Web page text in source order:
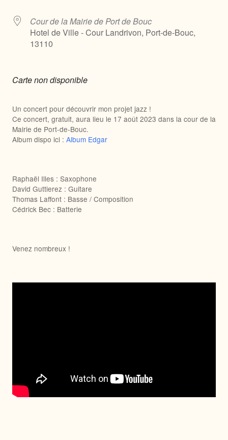
Cour de la Mairie de Port de Bouc
Hotel de Ville - Cour Landrivon, Port-de-Bouc,
13110
Carte non disponible
Un concert pour découvrir mon projet jazz !
Ce concert, gratuit, aura lieu le 17 août 2023 dans la cour de la
Mairie de Port-de-Bouc.
Album dispo ici : Album Edgar
Raphaël Illes : Saxophone
David Guttierez : Guitare
Thomas Laffont : Basse / Composition
Cédrick Bec : Batterie
Venez nombreux !